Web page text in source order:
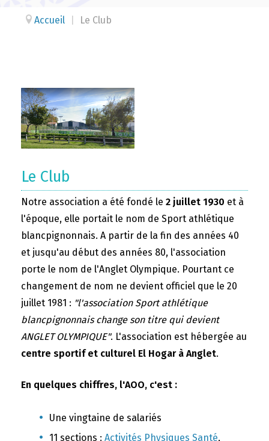
Accueil Le Club
Le Club
Notre association a été fondé le 2 juillet 1930 et à
l'époque, elle portait le nom de Sport athlétique
blancpignonnais. A partir de la fin des années 40
et jusqu'au début des années 80, l'association
porte le nom de l'Anglet Olympique. Pourtant ce
changement de nom ne devient officiel que le 20
juillet 1981 : "l'association Sport athlétique
blancpignonnais change son titre qui devient
ANGLET OLYMPIQUE". L'association est hébergée au
centre sportif et culturel El Hogar à Anglet.
En quelques chiffres, l'AOO, c'est :
Une vingtaine de salariés
11 sections : Activités Physiques Santé,